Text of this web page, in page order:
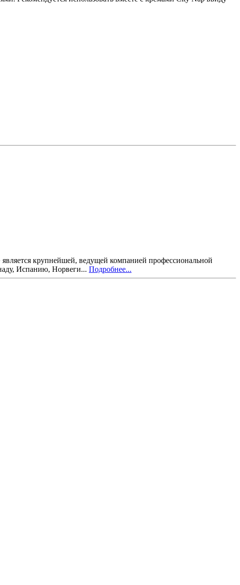
крупнейшей, ведущей компанией профессиональной
Испанию, Норвеги... Подробнее...